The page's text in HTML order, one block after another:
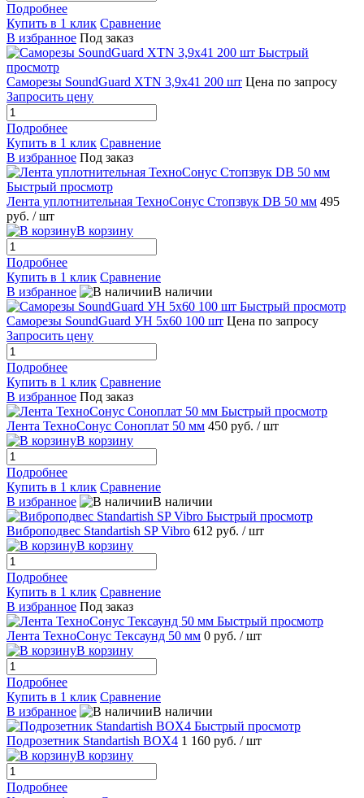
Подробнее
Купить в 1 клик Сравнение
В избранное Под заказ
Быстрый
просмотр
Саморезы SoundGuard XTN 3,9x41 200 шт Цена по запросу
Запросить цену
Подробнее
Купить в 1 клик Сравнение
В избранное Под заказ
Быстрый просмотр
Лента уплотнительная ТехноСонус Стопзвук DB 50 мм 495
руб. / шт
В корзину
Подробнее
Купить в 1 клик Сравнение
В избранное
В наличии
Быстрый просмотр
Саморезы SoundGuard УН 5x60 100 шт Цена по запросу
Запросить цену
Подробнее
Купить в 1 клик Сравнение
В избранное Под заказ
Быстрый просмотр
Лента ТехноСонус Соноплат 50 мм 450 руб. / шт
В корзину
Подробнее
Купить в 1 клик Сравнение
В избранное
В наличии
Быстрый просмотр
Виброподвес Standartish SP Vibro 612 руб. / шт
В корзину
Подробнее
Купить в 1 клик Сравнение
В избранное Под заказ
Быстрый просмотр
Лента ТехноСонус Тексаунд 50 мм 0 руб. / шт
В корзину
Подробнее
Купить в 1 клик Сравнение
В избранное
В наличии
Быстрый просмотр
Подрозетник Standartish BOX4 1 160 руб. / шт
В корзину
Подробнее